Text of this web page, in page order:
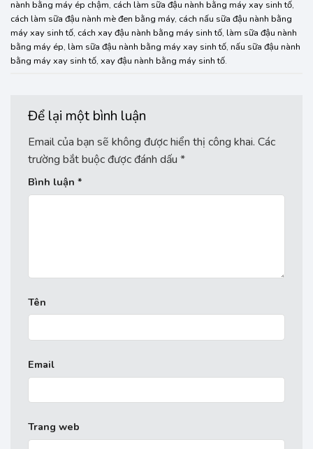
nành bằng máy ép chậm, cách làm sữa đậu nành bằng máy xay sinh tố,
cách làm sữa đậu nành mè đen bằng máy, cách nấu sữa đậu nành bằng
máy xay sinh tố, cách xay đậu nành bằng máy sinh tố, làm sữa đậu nành
bằng máy ép, làm sữa đậu nành bằng máy xay sinh tố, nấu sữa đậu nành
bằng máy xay sinh tố, xay đậu nành bằng máy sinh tố.
Để lại một bình luận
Email của bạn sẽ không được hiển thị công khai. Các
trường bắt buộc được đánh dấu *
Bình luận *
Tên
Email
Trang web